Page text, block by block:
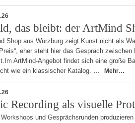
das bleibt: der ArtMind
Shop aus Würzburg zeigt Kunst nicht als
eher steht hier das Gespräch
ArtMind-Angebot findet sich eine große
wie ein klassischer Katalog. …
Mehr…
Recording als visuelle
und Gesprächsrunden